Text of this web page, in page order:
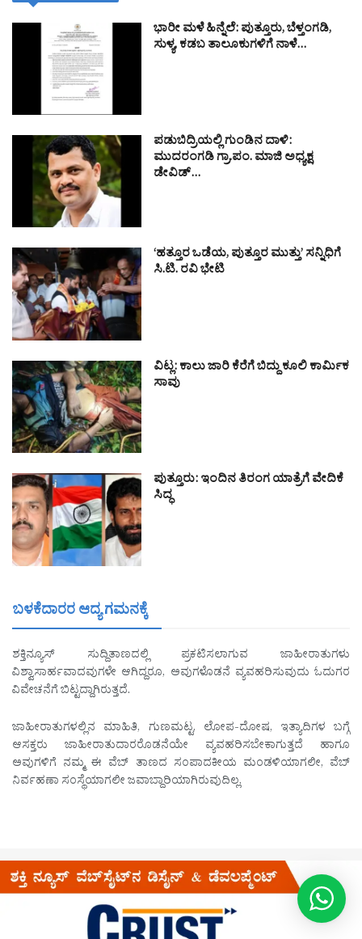
ಭಾರೀ ಮಳೆ ಹಿನ್ನೆಲೆ: ಪುತ್ತೂರು, ಬೆಳ್ತಂಗಡಿ,
ಸುಳ್ಯ, ಕಡಬ ತಾಲೂಕುಗಳಿಗೆ ನಾಳೆ…
ಪಡುಬಿದ್ರಿಯಲ್ಲಿ ಗುಂಡಿನ ದಾಳಿ:
ಮುದರಂಗಡಿ ಗ್ರಾ.ಪಂ. ಮಾಜಿ ಅಧ್ಯಕ್ಷ
ಡೇವಿಡ್…
‘ಹತ್ತೂರ ಒಡೆಯ, ಪುತ್ತೂರ ಮುತ್ತು’ ಸನ್ನಿಧಿಗೆ
ಸಿ.ಟಿ. ರವಿ ಭೇಟಿ
ವಿಟ್ಲ: ಕಾಲು ಜಾರಿ ಕೆರೆಗೆ ಬಿದ್ದು ಕೂಲಿ ಕಾರ್ಮಿಕ
ಸಾವು
ಪುತ್ತೂರು: ಇಂದಿನ ತಿರಂಗ ಯಾತ್ರೆಗೆ ವೇದಿಕೆ
ಸಿದ್ಧ
ಬಳಕೆದಾರರ ಆದ್ಯ ಗಮನಕ್ಕೆ
ಶಕ್ತಿನ್ಯೂಸ್ ಸುದ್ದಿತಾಣದಲ್ಲಿ ಪ್ರಕಟಿಸಲಾಗುವ ಜಾಹೀರಾತುಗಳು
ವಿಶ್ವಾಸಾರ್ಹವಾದವುಗಳೇ ಆಗಿದ್ದರೂ, ಅವುಗಳೊಡನೆ ವ್ಯವಹರಿಸುವುದು ಓದುಗರ
ವಿವೇಚನೆಗೆ ಬಿಟ್ಟದ್ದಾಗಿರುತ್ತದೆ.
ಜಾಹೀರಾತುಗಳಲ್ಲಿನ ಮಾಹಿತಿ, ಗುಣಮಟ್ಟ, ಲೋಪ-ದೋಷ, ಇತ್ಯಾದಿಗಳ ಬಗ್ಗೆ
ಆಸಕ್ತರು ಜಾಹೀರಾತುದಾರರೊಡನೆಯೇ ವ್ಯವಹರಿಸಬೇಕಾಗುತ್ತದೆ ಹಾಗೂ
ಅವುಗಳಿಗೆ ನಮ್ಮ ಈ ವೆಬ್ ತಾಣದ ಸಂಪಾದಕೀಯ ಮಂಡಳಿಯಾಗಲೀ, ವೆಬ್
ನಿರ್ವಹಣಾ ಸಂಸ್ಥೆಯಾಗಲೀ ಜವಾಬ್ದಾರಿಯಾಗಿರುವುದಿಲ್ಲ.